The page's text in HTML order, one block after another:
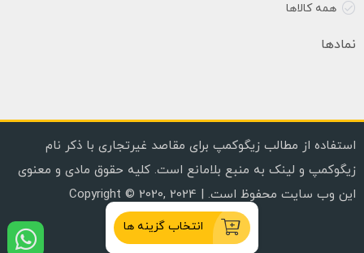
همه کالاها
نمادها
استفاده از مطالب زیگوکمپ برای مقاصد غیرتجاری با ذکر نام
زیگوکمپ و لینک به منبع بلامانع است. کلیه حقوق مادی و معنوی
این وب سایت محفوظ است. | Copyright © 2020, 2024
انتخاب گزینه ها